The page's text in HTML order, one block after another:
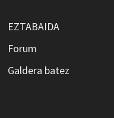
EZTABAIDA
Forum
Galdera batez